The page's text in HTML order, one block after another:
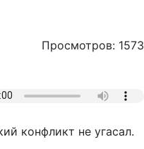
Просмотров: 1573
конфликт не угасал.